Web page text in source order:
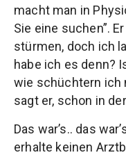
macht man in
Sie eine suchen”.
stürmen, doch ich
habe ich es denn?
wie schüchtern ich
sagt er, schon in
Das war’s.. das
erhalte keinen